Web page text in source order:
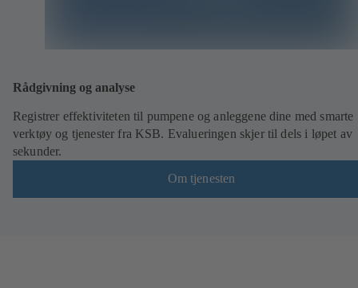
Rådgivning og analyse
Registrer effektiviteten til pumpene og anleggene dine med smarte
verktøy og tjenester fra KSB. Evalueringen skjer til dels i løpet av
sekunder.
Om tjenesten